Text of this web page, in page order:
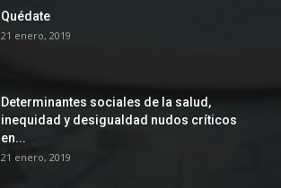
Quédate
21 enero, 2019
Determinantes sociales de la salud,
inequidad y desigualdad nudos críticos
en...
21 enero, 2019